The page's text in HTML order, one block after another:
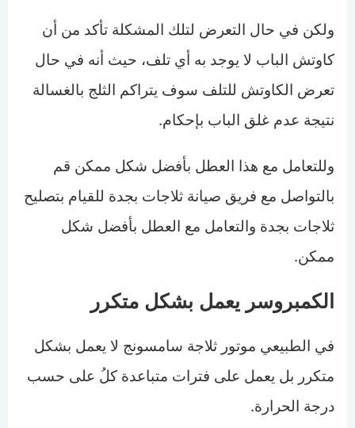
ولكن في حال التعرض لتلك المشكلة تأكد من أن
كاوتش الباب لا يوجد به أي تلف، حيث أنه في حال
تعرض الكاوتش للتلف سوف يتراكم الثلج بالغسالة
نتيجة عدم غلق الباب بإحكام.
وللتعامل مع هذا العطل بأفضل شكل ممكن قم
بالتواصل مع فريق صيانة ثلاجات بجدة للقيام بتصليح
ثلاجات بجدة والتعامل مع العطل بأفضل شكل
ممكن.
الكمبروسر يعمل بشكل متكرر
في الطبيعي موتور ثلاجة سامسونج لا يعمل بشكل
متكرر بل يعمل على فترات متباعدة كلُ على حسب
درجة الحرارة.